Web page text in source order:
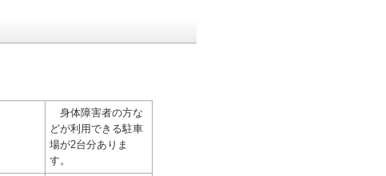
身体障害者の方な
どが利用できる駐車
場が2台分ありま
す。